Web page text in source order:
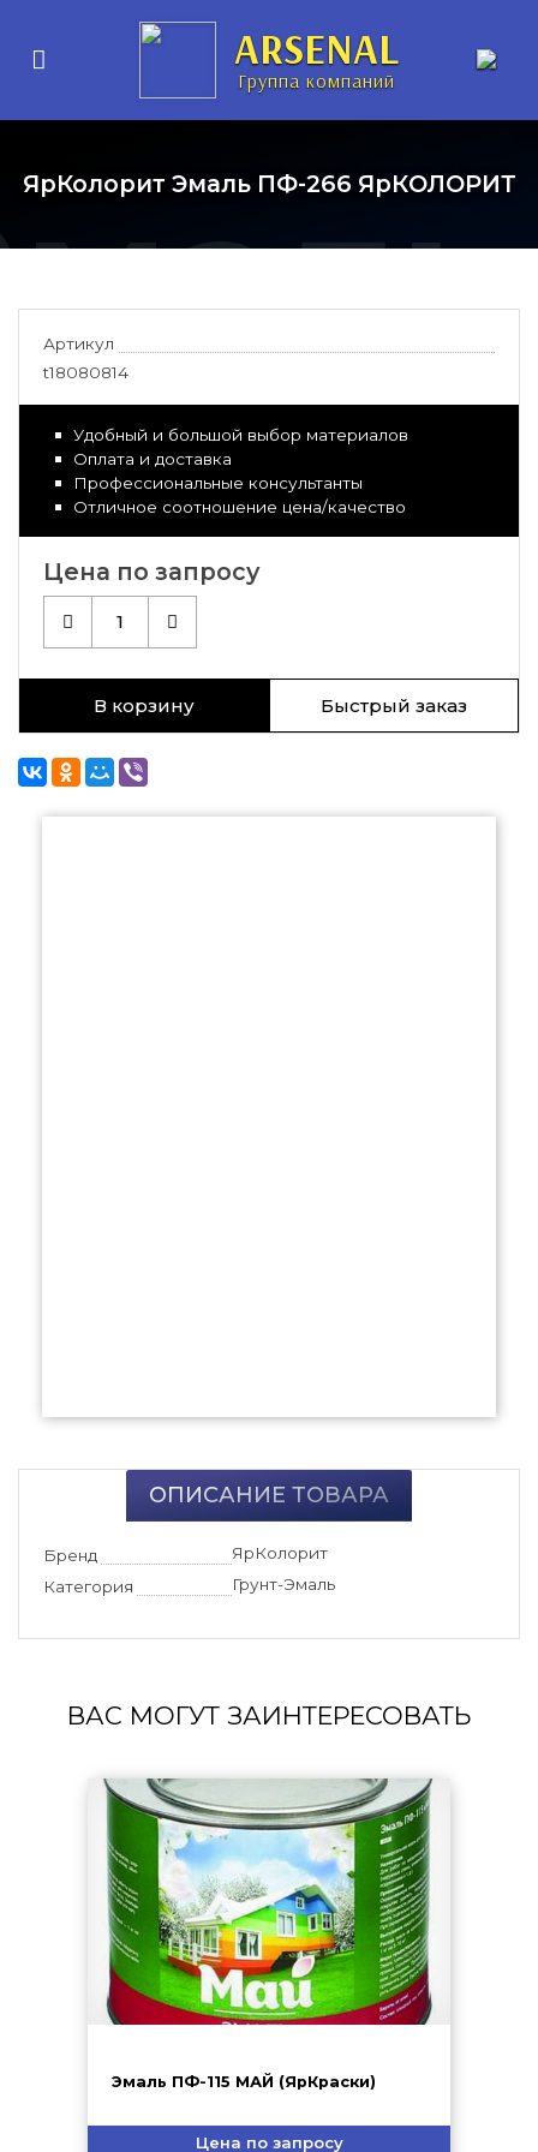
ARSENAL
Группа компаний
ЯрКолорит Эмаль ПФ-266 ЯрКОЛОРИТ
Артикул
t18080814
Удобный и большой выбор материалов
Оплата и доставка
Профессиональные консультанты
Отличное соотношение цена/качество
Цена по запросу
1
В корзину Быстрый заказ
ОПИСАНИЕ ТОВАРА
Бренд
ЯрКолорит
Категория
Грунт-Эмаль
ВАС МОГУТ ЗАИНТЕРЕСОВАТЬ
Эмаль ПФ-115 МАЙ (ЯрКраски)
Цена по запросу